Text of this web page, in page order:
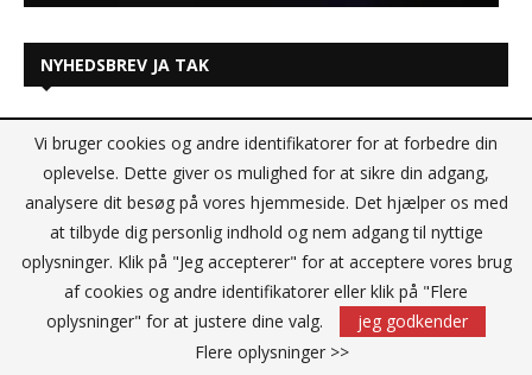
NYHEDSBREV JA TAK
Vi bruger cookies og andre identifikatorer for at forbedre din
oplevelse. Dette giver os mulighed for at sikre din adgang,
analysere dit besøg på vores hjemmeside. Det hjælper os med
at tilbyde dig personlig indhold og nem adgang til nyttige
oplysninger. Klik på "Jeg accepterer" for at acceptere vores brug
af cookies og andre identifikatorer eller klik på "Flere
oplysninger" for at justere dine valg.
jeg godkender
Flere oplysninger >>